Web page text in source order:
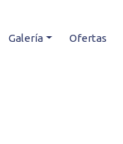
Galería Ofertas